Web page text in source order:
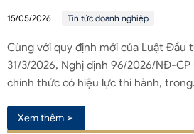
15/05/2026 Tin tức doanh nghiệp
Cùng với quy định mới của Luật Đầu
31/3/2026, Nghị định 96/2026/NĐ-
chính thức có hiệu lực thi hành,
Xem thêm ➢